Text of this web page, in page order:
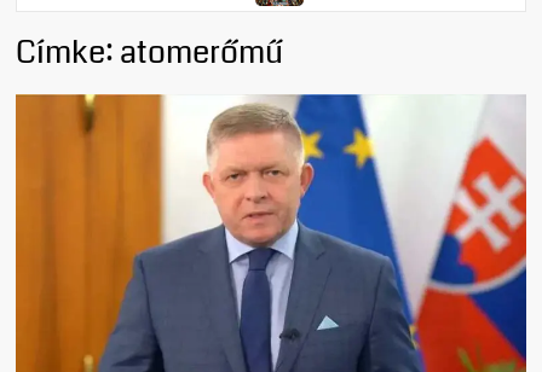
Címke:atomerőmű